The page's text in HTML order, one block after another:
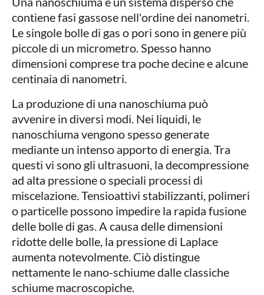
contiene fasi gassose nell'ordine dei nanometri.
Le singole bolle di gas o pori sono in genere più
piccole di un micrometro. Spesso hanno
dimensioni comprese tra poche decine e alcune
centinaia di nanometri.
La produzione di una nanoschiuma può
avvenire in diversi modi. Nei liquidi, le
nanoschiuma vengono spesso generate
mediante un intenso apporto di energia. Tra
questi vi sono gli ultrasuoni, la decompressione
ad alta pressione o speciali processi di
miscelazione. Tensioattivi stabilizzanti, polimeri
o particelle possono impedire la rapida fusione
delle bolle di gas. A causa delle dimensioni
ridotte delle bolle, la pressione di Laplace
aumenta notevolmente. Ciò distingue
nettamente le nano-schiume dalle classiche
schiume macroscopiche.